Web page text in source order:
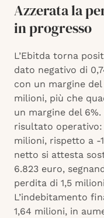
Azzerata la
in progresso
L’Ebitda torna
dato negativo di
con un margine del
milioni, più che
un margine del
risultato operativo:
milioni, rispetto a -
netto si attesta
6.823 euro,
perdita di 1,5
L’indebitamento
1,64 milioni, in